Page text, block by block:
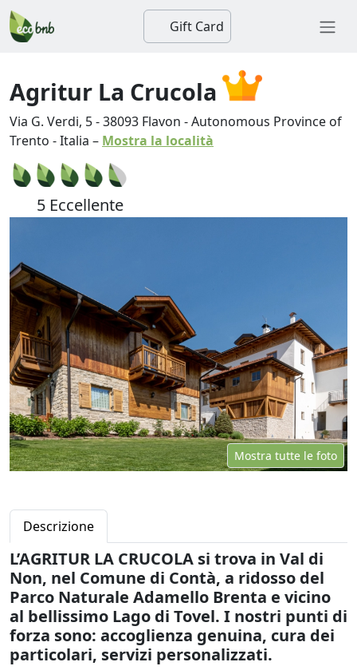
Gift Card
Agritur La Crucola
Via G. Verdi, 5-38093 Flavon -Autonomous Province of
Trento -Italia – Mostra la località
5 Eccellente
Mostra tutte le foto
Descrizione
L’AGRITUR LA CRUCOLA si trova in Val di
Non, nel Comune di Contà, a ridosso del
Parco Naturale Adamello Brenta e vicino
al bellissimo Lago di Tovel. I nostri punti di
forza sono: accoglienza genuina, cura dei
particolari, servizi personalizzati.